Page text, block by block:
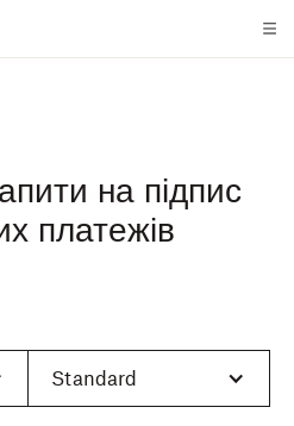
на підпис
платежів
Standard